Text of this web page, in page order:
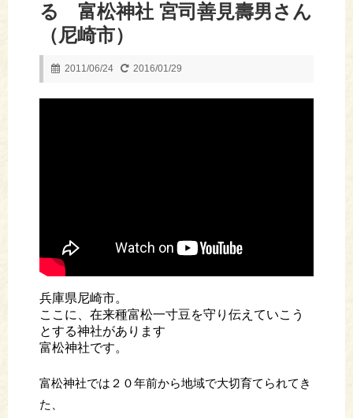
る 富松神社 宮司善見壽男さん
（尼崎市）
2011/06/24 2016/01/29
兵庫県尼崎市。
ここに、在来種富松一寸豆を守り伝えていこう
とする神社があります
富松神社です。
富松神社では２０年前から地域で大切育てられてき
た、